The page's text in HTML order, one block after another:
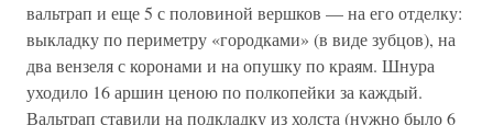
вальтрап и еще 5 с половиной вершков — на его отделку:
выкладку по периметру «городками» (в виде зубцов), на
два вензеля с коронами и на опушку по краям. Шнура
уходило 16 аршин ценою по полкопейки за каждый.
Вальтрап ставили на подкладку из холста (нужно было 6